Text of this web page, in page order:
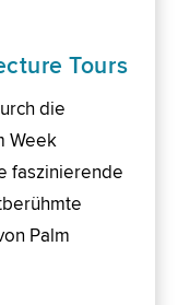
Tours
die
Week
faszinierende
Palm